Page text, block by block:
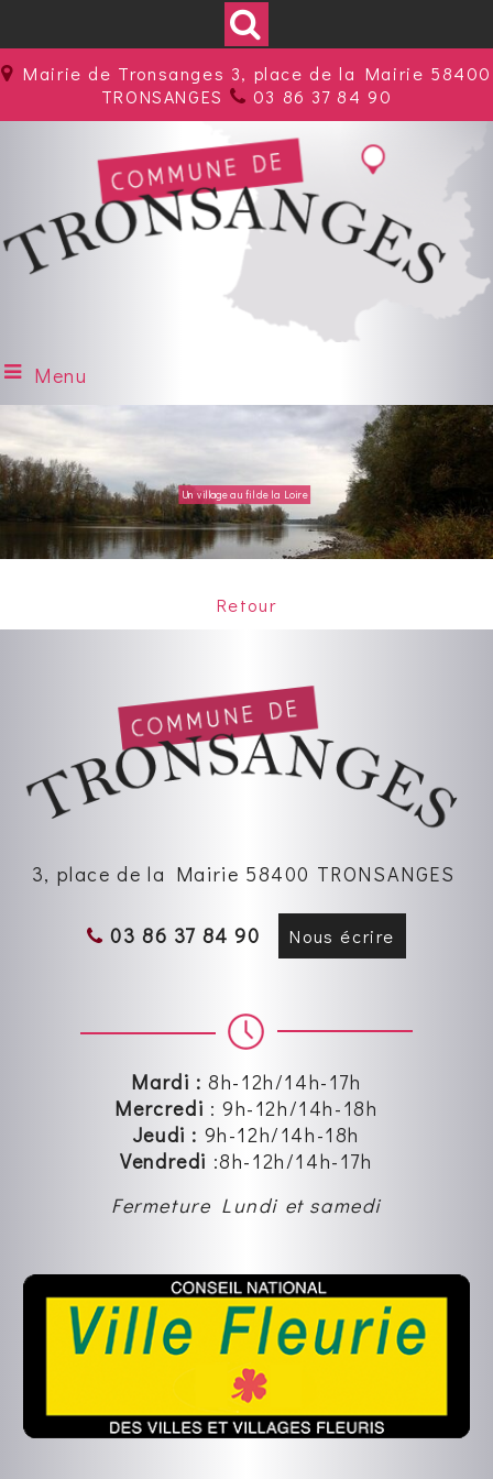
Mairie de Tronsanges 3, place de la Mairie 58400
TRONSANGES
03 86 37 84 90
Menu
Un village au fil de la Loire
Retour
3, place de la Mairie 58400 TRONSANGES
03 86 37 84 90 Nous écrire
Mardi : 8h-12h/14h-17h
Mercredi :9h-12h/14h-18h
Jeudi : 9h-12h/14h-18h
Vendredi :8h-12h/14h-17h
Fermeture Lundi et samedi